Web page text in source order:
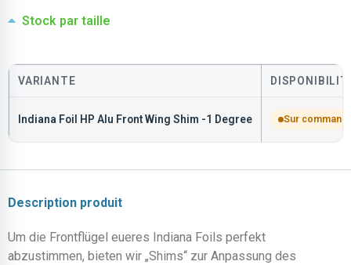
Stock par taille
VARIANTE
Indiana Foil HP Alu Front Wing Shim -1 Degree Sur
Description produit
Um die Frontflügel eueres Indiana Foils perfekt
abzustimmen, bieten wir „Shims“ zur Anpassung des